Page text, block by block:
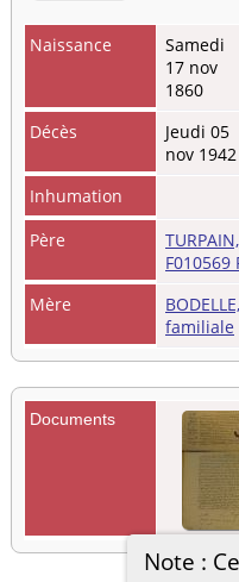
Note :
Naissance
Samedi
17 nov
1860
Décès
Jeudi 05
nov 1942
Inhumation
Père
Mère
familiale
Documents